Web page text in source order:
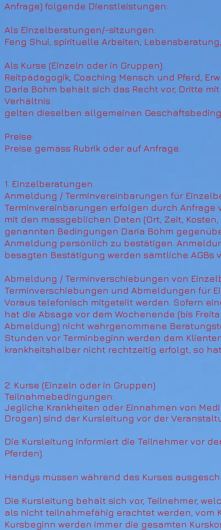
Anfrage) folgende Dienstleistungen:
Als Einzelberatungen/-sitzungen:
Feng Shui, spirituelle Arbeiten,
Als Kurse (Einzeln oder in Gruppen):
Reitpädagogik, Coaching Mensch und Pferd,
Daria Böhm behält sich das Recht vor, Dritte
Verhältnis
gelten dieselben allgemeinen
Preise:
Preise gemäss Rubrik oder auf Anfrage.
1. Einzelberatungen
Anmeldung / Terminvereinbarungen für
Terminvereinbarungen erfolgen durch Anfrage
mit den massgeblichen Daten (Ort, Zeit,
genannten Bedingungen Daria Böhm
Anmeldung persönlich zu bestätigen.
besagten Bestätigung werden sämtliche AGBs
Abmeldung / Terminverschiebungen von
Terminverschiebungen und Abmeldungen für
Voraus telefonisch mitgeteilt werden. Sofern
hat die Absage vor dem Wochenende (bis
Abmeldung) nicht wahrgenommene
Stunden vor Terminbeginn werden dem
krankheitshalber nicht rechtzeitig erfolgt, so
2. Kurse (Einzeln oder in Gruppen)
Teilnahmebedingungen:
Jegliche Krankheiten oder Einnahmen von
Drogen) sind der Kursleitung vor der
Die Kursleitung informiert die Teilnehmer vor
Pferden).
Handys müssen während des Kurses
Die Kursleitung behält sich vor, Teilnehmer,
als nicht teilnahmefähig erachtet werden, vom
Kursbeginn werden immer die gesamten